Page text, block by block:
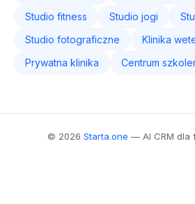
Studio fitness
Studio jogi
Studio fotograficzne
Klinika
Prywatna klinika
Centrum
© 2026 Starta.one — AI CRM dla